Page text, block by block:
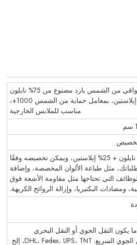
قماش واقي من الشمس بارد مصنوع من 75% نايلون
و25% إيلاستين، بمعامل حماية من الشمس 1000+،
مناسب للملابس الخارجية
75% نايلون + 25% إيلاستين، ويمكن تخصيصه وفقًا
مثل طباعة الألوان المخصصة، وإضافة
التي تحتاجها مثل مقاومة الأشعة فوق
ومضادات البكتيريا، وإزالة الروائح الكريهة.